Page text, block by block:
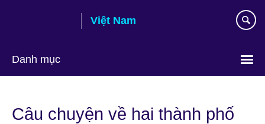
Việt Nam
Danh mục
language
Câu chuyện về hai thành phố